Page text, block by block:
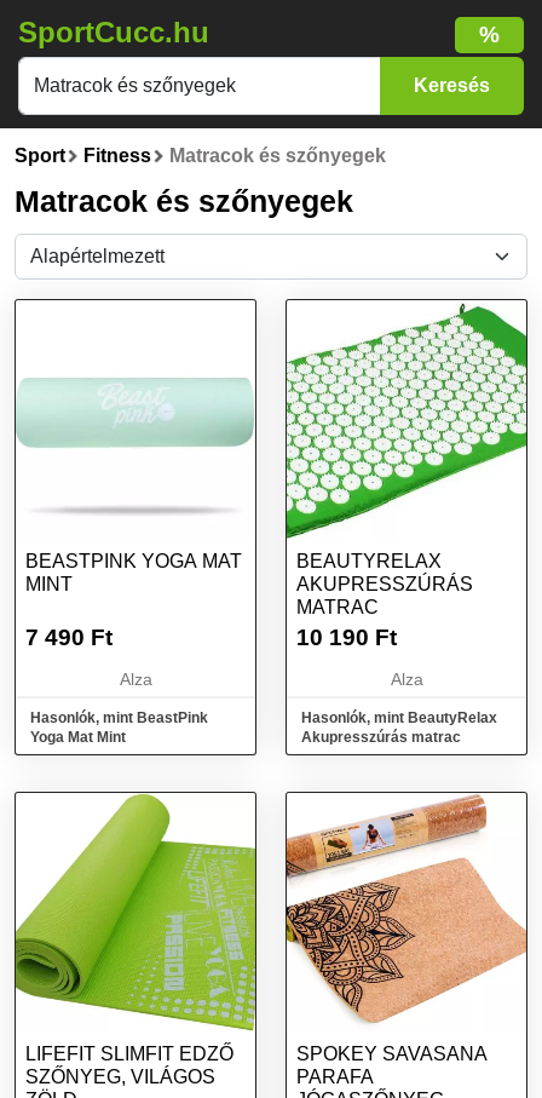
SportCucc.hu %
Sport Fitness Matracok és szőnyegek
Matracok és szőnyegek
BEASTPINK YOGA MAT
MINT
7 490 Ft
Alza
Hasonlók, mint BeastPink
Yoga Mat Mint
BEAUTYRELAX
AKUPRESSZÚRÁS
MATRAC
10 190 Ft
Alza
Hasonlók, mint BeautyRelax
Akupresszúrás matrac
LIFEFIT SLIMFIT EDZŐ
SZŐNYEG, VILÁGOS
SPOKEY SAVASANA
PARAFA